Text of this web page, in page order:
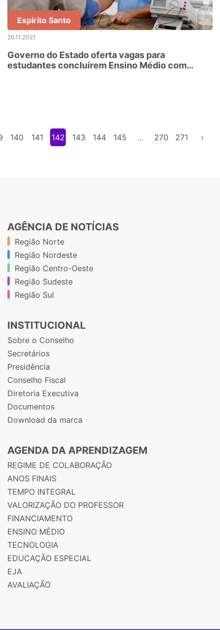
Espirito Santo
26.11.2021
Governo do Estado oferta vagas para
estudantes concluírem Ensino Médio com
140 141 142 143 144 145 ... 270 271 ›
AGÊNCIA DE NOTÍCIAS
Região Norte
Região Nordeste
Região Centro-Oeste
Região Sudeste
Região Sul
INSTITUCIONAL
Sobre o Conselho
Secretários
Presidência
Conselho Fiscal
Diretoria Executiva
Documentos
Download da marca
AGENDA DA APRENDIZAGEM
REGIME DE COLABORAÇÃO
ANOS FINAIS
TEMPO INTEGRAL
VALORIZAÇÃO DO PROFESSOR
FINANCIAMENTO
ENSINO MÉDIO
TECNOLOGIA
EDUCAÇÃO ESPECIAL
EJA
AVALIAÇÃO